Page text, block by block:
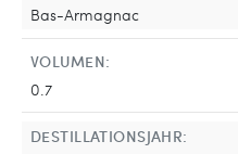
Bas-Armagnac
VOLUMEN:
0.7
DESTILLATIONSJAHR: